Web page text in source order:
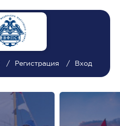
Регистрация Вход